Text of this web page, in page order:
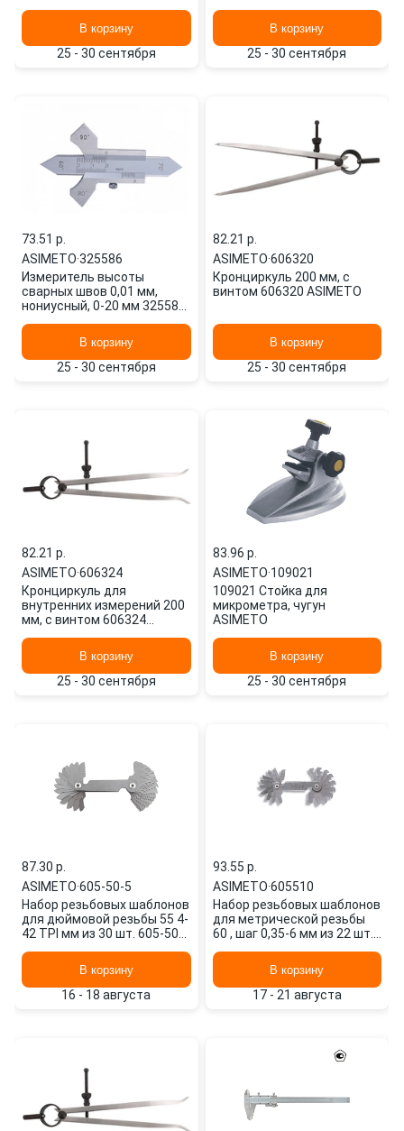
В корзину
25 - 30 сентября
В корзину
25 - 30 сентября
73.51 p.
ASIMETO·325586
Измеритель высоты
сварных швов 0,01 мм,
нониусный, 0-20 мм 325586
В корзину
25 - 30 сентября
82.21 p.
ASIMETO·606320
Кронциркуль 200 мм, с
винтом 606320 ASIMETO
В корзину
25 - 30 сентября
82.21 p.
ASIMETO·606324
Кронциркуль для
внутренних измерений 200
мм, с винтом 606324
В корзину
25 - 30 сентября
83.96 p.
ASIMETO·109021
109021 Стойка для
микрометра, чугун
ASIMETO
В корзину
25 - 30 сентября
87.30 p.
ASIMETO·605-50-5
Набор резьбовых шаблонов
для дюймовой резьбы 55 4-
42 TPI мм из 30 шт. 605-50-5
В корзину
16 - 18 августа
93.55 p.
ASIMETO·605510
Набор резьбовых шаблонов
для метрической резьбы
60 , шаг 0,35-6 мм из 22 шт.
В корзину
17 - 21 августа